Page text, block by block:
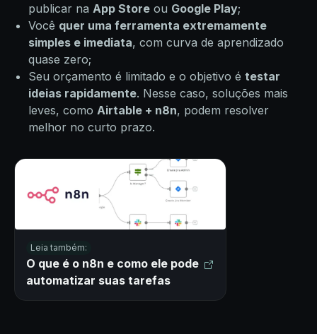
publicar na App Store ou Google Play;
Você quer uma ferramenta extremamente
simples e imediata, com curva de aprendizado
quase zero;
Seu orçamento é limitado e o objetivo é testar
ideias rapidamente. Nesse caso, soluções mais
leves, como Airtable + n8n, podem resolver
melhor no curto prazo.
Leia também:
O que é o n8n e como ele pode
automatizar suas tarefas